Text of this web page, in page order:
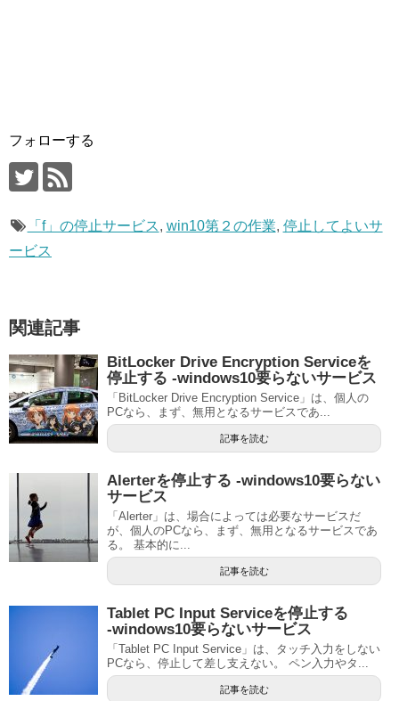
フォローする
「f」の停止サービス, win10第２の作業, 停止してよいサ
ービス
関連記事
BitLocker Drive Encryption Serviceを
停止する ‐windows10要らないサービス
「BitLocker Drive Encryption Service」は、個人の
PCなら、まず、無用となるサービスであ...
記事を読む
Alerterを停止する ‐windows10要らない
サービス
「Alerter」は、場合によっては必要なサービスだ
が、個人のPCなら、まず、無用となるサービスであ
る。 基本的に...
記事を読む
Tablet PC Input Serviceを停止する
‐windows10要らないサービス
「Tablet PC Input Service」は、タッチ入力をしない
PCなら、停止して差し支えない。 ペン入力やタ...
記事を読む